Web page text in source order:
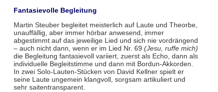
Fantasievolle Begleitung
Martin Steuber begleitet meisterlich auf Laute und Theorbe,
unauffällig, aber immer hörbar anwesend, immer
abgestimmt auf das jeweilige Lied und sich nie vordrängend
– auch nicht dann, wenn er im Lied Nr. 69 (Jesu, ruffe mich)
die Begleitung fantasievoll variiert, zuerst als Echo, dann als
individuelle Begleitstimme und dann mit Bordun-Akkorden.
In zwei Solo-Lauten-Stücken von David Kellner spielt er
seine Laute ungemein klangvoll, sorgsam artikuliert und
sehr saitentransparent.